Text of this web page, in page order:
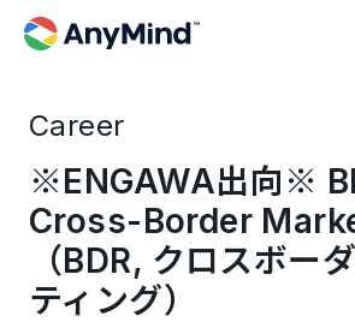
Career
※ENGAWA出向※
Cross-Border
（BDR, クロスボー
ティング）